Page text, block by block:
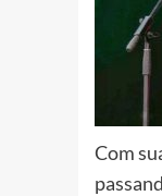
Com